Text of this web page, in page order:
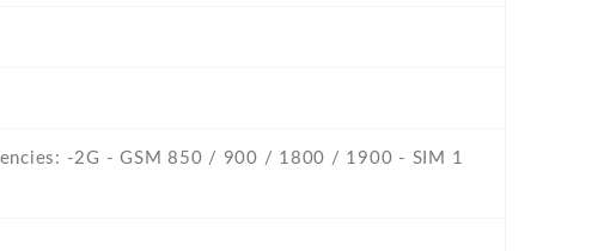
-2G - GSM 850 / 900 / 1800 / 1900 - SIM 1